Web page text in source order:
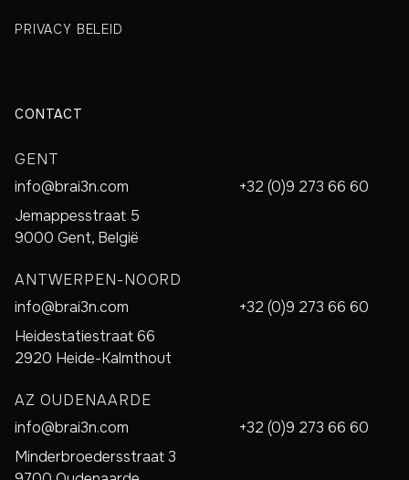
PRIVACY BELEID
CONTACT
GENT
info@brai3n.com
+32 (0)9 273 66 60
Jemappesstraat 5
9000 Gent, België
ANTWERPEN-NOORD
info@brai3n.com
+32 (0)9 273 66 60
Heidestatiestraat 66
2920 Heide-Kalmthout
AZ OUDENAARDE
info@brai3n.com
+32 (0)9 273 66 60
Minderbroedersstraat 3